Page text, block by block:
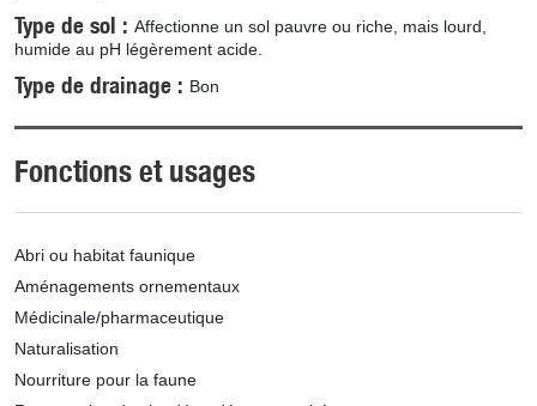
Type de sol
Affectionne un sol pauvre ou riche, mais lourd,
humide au pH légèrement acide.
Type de drainage Bon
Fonctions et usages
Abri ou habitat faunique
Aménagements ornementaux
Médicinale/pharmaceutique
Naturalisation
Nourriture pour la faune